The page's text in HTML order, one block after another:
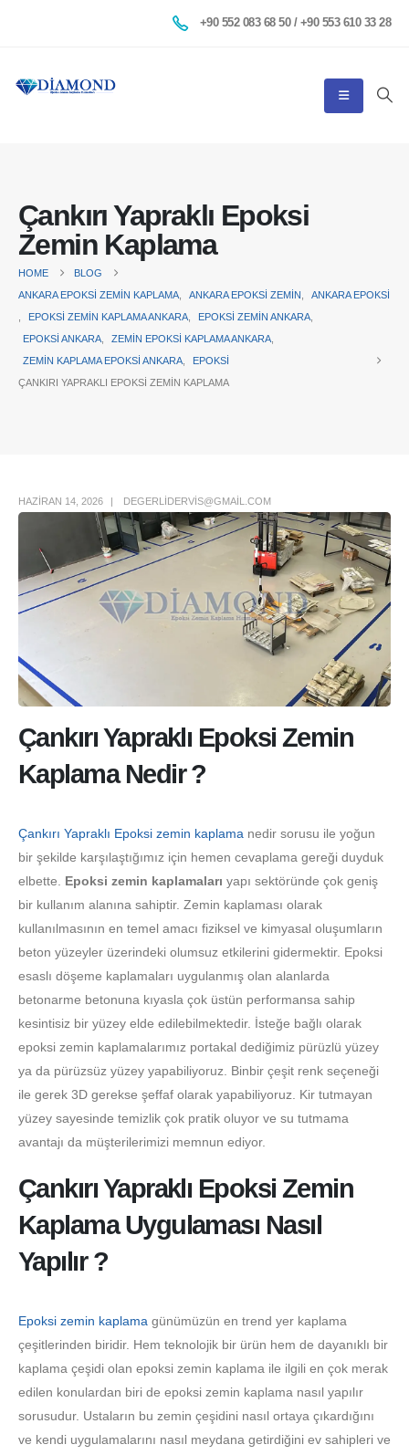
+90 552 083 68 50 / +90 553 610 33 28
Çankırı Yapraklı Epoksi
Zemin Kaplama
HOME
BLOG
ANKARA EPOKSI ZEMIN KAPLAMA
ANKARA EPOKSI ZEMIN
ANKARA EPOKSI
EPOKSI ZEMIN KAPLAMA ANKARA EPOKSI ZEMIN ANKARA
EPOKSI ANKARA
ZEMIN EPOKSI KAPLAMA ANKARA
ZEMIN KAPLAMA EPOKSI ANKARA
EPOKSI
ÇANKIRI YAPRAKLI EPOKSI ZEMIN KAPLAMA
HAZIRAN 14, 2026 DEGERLIDERVIS@GMAIL.COM
Çankırı Yapraklı Epoksi Zemin
Kaplama Nedir ?
Çankırı Yapraklı Epoksi zemin kaplama nedir sorusu ile yoğun
bir şekilde karşılaştığımız için hemen cevaplama gereği duyduk
elbette. Epoksi zemin kaplamaları yapı sektöründe çok geniş
bir kullanım alanına sahiptir. Zemin kaplaması olarak
kullanılmasının en temel amacı fiziksel ve kimyasal oluşumların
beton yüzeyler üzerindeki olumsuz etkilerini gidermektir. Epoksi
esaslı döşeme kaplamaları uygulanmış olan alanlarda
betonarme betonuna kıyasla çok üstün performansa sahip
kesintisiz bir yüzey elde edilebilmektedir. İsteğe bağlı olarak
epoksi zemin kaplamalarımız portakal dediğimiz pürüzlü yüzey
ya da pürüzsüz yüzey yapabiliyoruz. Binbir çeşit renk seçeneği
ile gerek 3D gerekse şeffaf olarak yapabiliyoruz. Kir tutmayan
yüzey sayesinde temizlik çok pratik oluyor ve su tutmama
avantajı da müşterilerimizi memnun ediyor.
Çankırı Yapraklı Epoksi Zemin
Kaplama Uygulaması Nasıl
Yapılır ?
Epoksi zemin kaplama günümüzün en trend yer kaplama
çeşitlerinden biridir. Hem teknolojik bir ürün hem de dayanıklı bir
kaplama çeşidi olan epoksi zemin kaplama ile ilgili en çok merak
edilen konulardan biri de epoksi zemin kaplama nasıl yapılır
sorusudur. Ustaların bu zemin çeşidini nasıl ortaya çıkardığını
ve kendi uygulamalarını nasıl meydana getirdiğini ev sahipleri ve
Author Box